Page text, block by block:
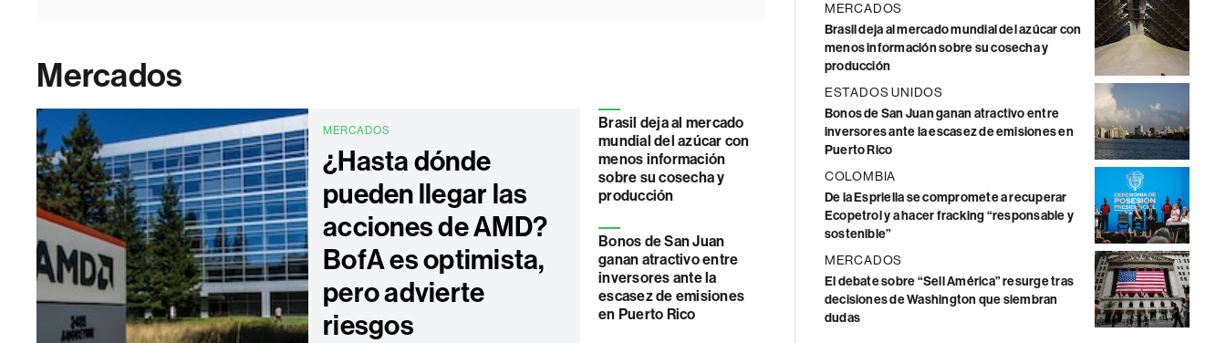
Mercados
MERCADOS
¿Hasta dónde
pueden llegar las
acciones de AMD?
BofA es optimista,
pero advierte
riesgos
Brasil deja al mercado
mundial del azúcar con
menos información
sobre su cosecha y
producción
Bonos de San Juan
ganan atractivo entre
inversores ante la
escasez de emisiones
en Puerto Rico
MERCADOS
Brasil deja al mercado mundial del azúcar con
menos información sobre su cosecha y
producción
ESTADOS UNIDOS
Bonos de San Juan ganan atractivo entre
inversores ante la escasez de emisiones en
Puerto Rico
COLOMBIA
De la Espriella se compromete a recuperar
Ecopetrol y a hacer fracking “responsable y
sostenible”
MERCADOS
El debate sobre “Sell América” resurge tras
decisiones de Washington que siembran
dudas